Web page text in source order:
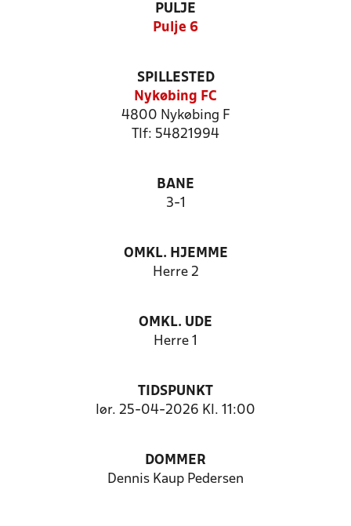
PULJE
Pulje 6
SPILLESTED
Nykøbing FC
4800 Nykøbing F
Tlf: 54821994
BANE
3-1
OMKL. HJEMME
Herre 2
OMKL. UDE
Herre 1
TIDSPUNKT
lør. 25-04-2026 Kl. 11:00
DOMMER
Dennis Kaup Pedersen